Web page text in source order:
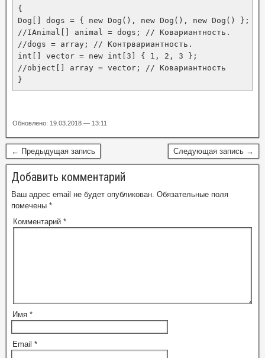
{
Dog[] dogs = { new Dog(), new Dog(), new Dog() };
//IAnimal[] animal = dogs; // Ковариантность.
//dogs = array; // Контрвариантность.
int[] vector = new int[3] { 1, 2, 3 };
//object[] array = vector; // Ковариантность
}
Обновлено: 19.03.2018 — 13:11
← Предыдущая запись Следующая запись →
Добавить комментарий
Ваш адрес email не будет опубликован. Обязательные поля
помечены *
Комментарий *
Имя *
Email *